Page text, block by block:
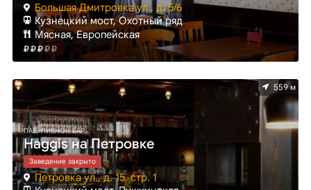
Большая Дмитровка ул., д. 5/6
Кузнецкий мост, Охотный ряд
Мясная, Европейская
559 м
ПАБ, ПИВНОЙ БАР
Haggis на Петровке
Заведение закрыто
Петровка ул., д. 15, стр. 1